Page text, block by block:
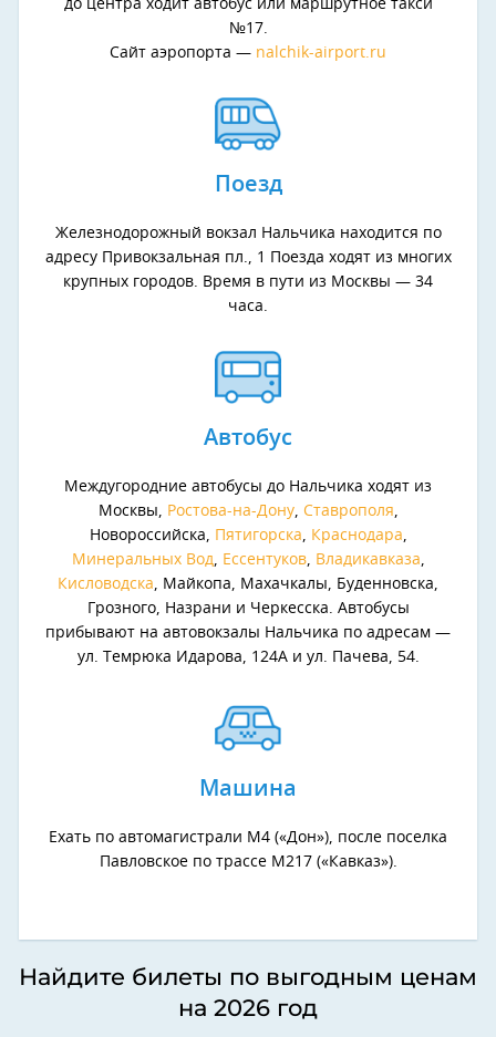
до центра ходит автобус или маршрутное такси
№17.
Сайт аэропорта — nalchik-airport.ru
Поезд
Железнодорожный вокзал Нальчика находится по
адресу Привокзальная пл., 1 Поезда ходят из многих
крупных городов. Время в пути из Москвы — 34
часа.
Автобус
Междугородние автобусы до Нальчика ходят из
Москвы, Ростова-на-Дону, Ставрополя,
Новороссийска,
Пятигорска, Краснодара,
Минеральных Вод, Ессентуков, Владикавказа,
Кисловодска, Майкопа, Махачкалы, Буденновска,
Грозного, Назрани и Черкесска. Автобусы
прибывают на автовокзалы Нальчика по адресам —
ул. Темрюка Идарова, 124А и ул. Пачева, 54.
Машина
Ехать по автомагистрали М4 («Дон»), после поселка
Павловское по трассе М217 («Кавказ»).
Найдите билеты по выгодным ценам
на 2026 год